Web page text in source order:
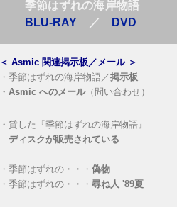
季節はずれの海岸物語
BLU-RAY ／ DVD
＜ Asmic 関連掲示板／メール＞
・ 季節はずれの海岸物語／掲示板
・ Asmic へのメール（問い合わせ）
・ 貸した『季節はずれの海岸物語』
ディスクが販売されている
・ 季節はずれの・・・ 偽物
・ 季節はずれの・・・ 尋ね人 '89夏